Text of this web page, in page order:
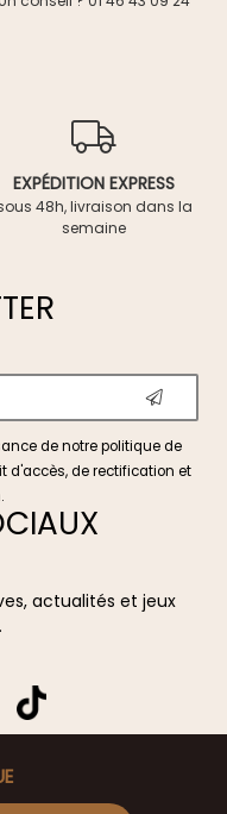
EXPÉDITION EXPRESS
48h, livraison dans la
semaine
de notrepolitique de
d'accès, de rectification et
actualités et jeux